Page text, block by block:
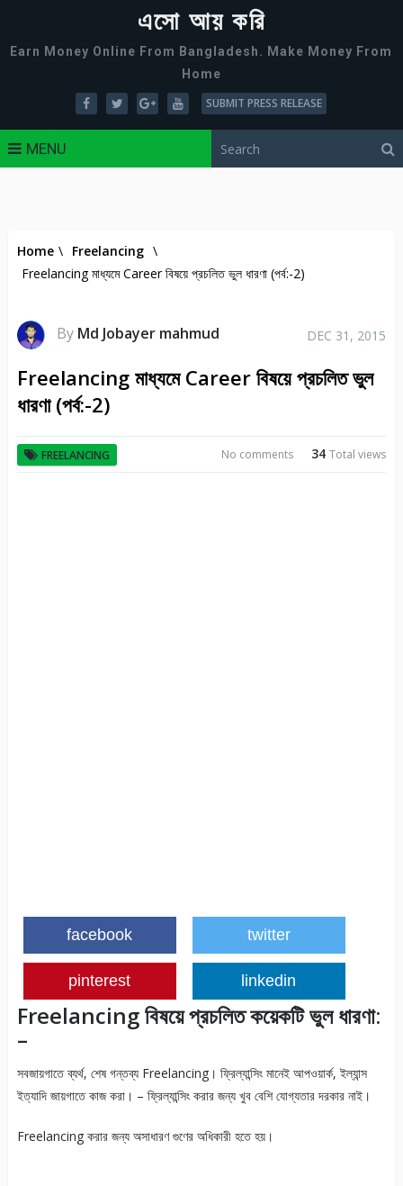
এসো আয় করি
Earn Money Online From Bangladesh. Make Money From
Home
SUBMIT PRESS RELEASE
MENU
Home \ Freelancing \
Freelancing মাধ্যমে Career বিষয়ে প্রচলিত ভুল ধারণা (পর্ব:-2)
By Md Jobayer mahmud DEC 31, 2015
Freelancing মাধ্যমে Career বিষয়ে প্রচলিত ভুল
ধারণা (পর্ব:-2)
FREELANCING 34Total views
No comments
facebook twitter
pinterest linkedin
Freelancing বিষয়ে প্রচলিত কয়েকটি ভুল ধারণা:
–
সবজায়গাতে ব্যর্থ, শেষ গন্তব্য Freelancing। ফ্রিল্যান্সিং মানেই আপওয়ার্ক, ইল্যান্স
ইত্যাদি জায়গাতে কাজ করা। – ফ্রিল্যান্সিং করার জন্য খুব বেশি যোগ্যতার দরকার নাই।
Freelancing করার জন্য অসাধারণ গুণের অধিকারী হতে হয়।